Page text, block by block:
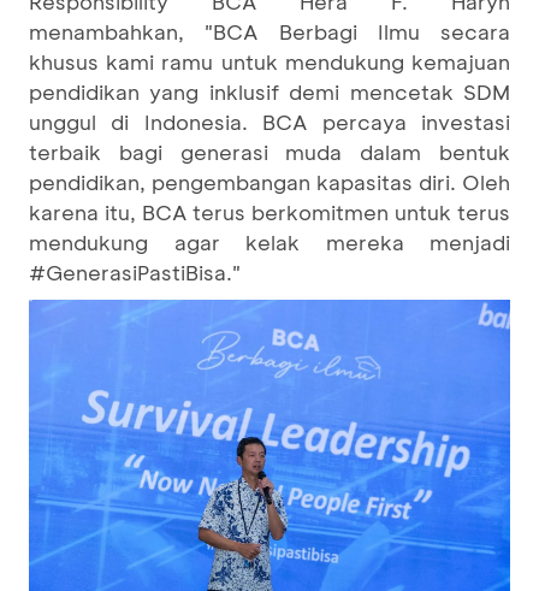
menambahkan, "BCA Berbagi Ilmu secara
khusus kami ramu untuk mendukung kemajuan
pendidikan yang inklusif demi mencetak SDM
unggul di Indonesia. BCA percaya investasi
terbaik bagi generasi muda dalam bentuk
pendidikan, pengembangan kapasitas diri. Oleh
karena itu, BCA terus berkomitmen untuk terus
mendukung agar kelak mereka menjadi
#GenerasiPastiBisa."